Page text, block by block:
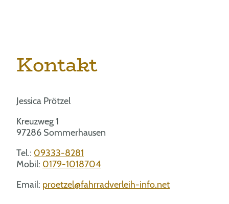
Kontakt
Jessica Prötzel
Kreuzweg 1
97286 Sommerhausen
Tel.: 09333-8281
Mobil: 0179-1018704
Email: proetzel@fahrradverleih-info.net